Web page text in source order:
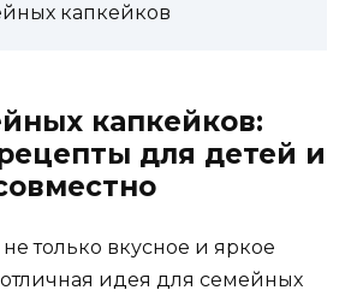
капкейков
капкейков:
для детей и
только вкусное и яркое
идея для семейных